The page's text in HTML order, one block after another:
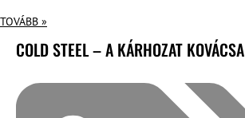
TOVÁBB »
COLD STEEL – A KÁRHOZAT KOVÁCSA